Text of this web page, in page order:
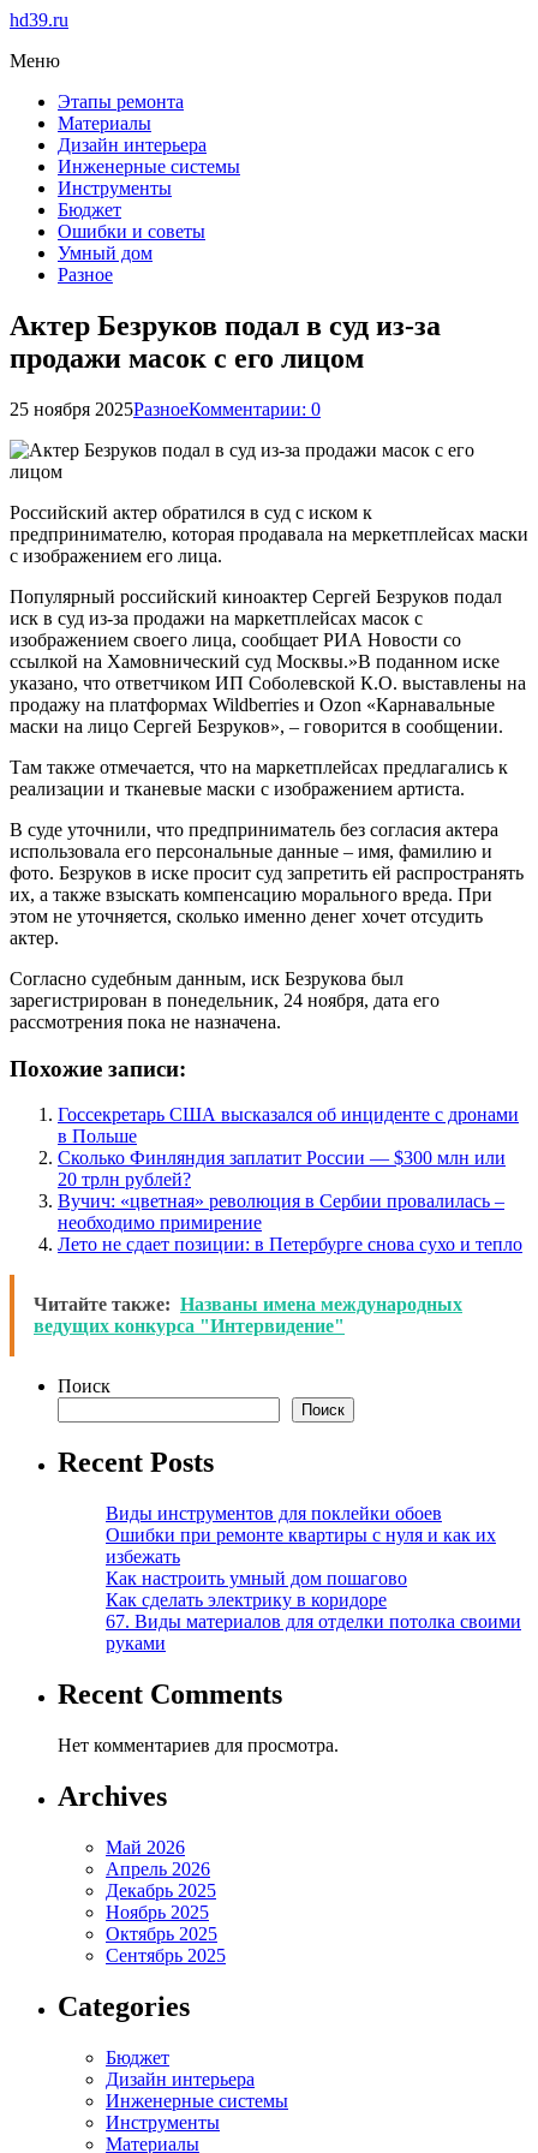
hd39.ru
Меню
Этапы ремонта
Материалы
Дизайн интерьера
Инженерные системы
Инструменты
Бюджет
Ошибки и советы
Умный дом
Разное
Актер Безруков подал в суд из-за
продажи масок с его лицом
25 ноября 2025РазноеКомментарии: 0
Российский актер обратился в суд с иском к
предпринимателю, которая продавала на меркетплейсах маски
с изображением его лица.
Популярный российский киноактер Сергей Безруков подал
иск в суд из-за продажи на маркетплейсах масок с
изображением своего лица, сообщает РИА Новости со
ссылкой на Хамовнический суд Москвы.»В поданном иске
указано, что ответчиком ИП Соболевской К.О. выставлены на
продажу на платформах Wildberries и Ozon «Карнавальные
маски на лицо Сергей Безруков», – говорится в сообщении.
Там также отмечается, что на маркетплейсах предлагались к
реализации и тканевые маски с изображением артиста.
В суде уточнили, что предприниматель без согласия актера
использовала его персональные данные – имя, фамилию и
фото. Безруков в иске просит суд запретить ей распространять
их, а также взыскать компенсацию морального вреда. При
этом не уточняется, сколько именно денег хочет отсудить
актер.
Согласно судебным данным, иск Безрукова был
зарегистрирован в понедельник, 24 ноября, дата его
рассмотрения пока не назначена.
Похожие записи:
Госсекретарь США высказался об инциденте с дронами
в Польше
Сколько Финляндия заплатит России — $300 млн или
20 трлн рублей?
Вучич: «цветная» революция в Сербии провалилась –
необходимо примирение
Лето не сдает позиции: в Петербурге снова сухо и тепло
Читайте также: Названы имена международных
ведущих конкурса "Интервидение"
Поиск
Поиск
Recent Posts
Виды инструментов для поклейки обоев
Ошибки при ремонте квартиры с нуля и как их
избежать
Как настроить умный дом пошагово
Как сделать электрику в коридоре
67. Виды материалов для отделки потолка своими
руками
Recent Comments
Нет комментариев для просмотра.
Archives
Май 2026
Апрель 2026
Декабрь 2025
Ноябрь 2025
Октябрь 2025
Сентябрь 2025
Categories
Бюджет
Дизайн интерьера
Инженерные системы
Инструменты
Материалы